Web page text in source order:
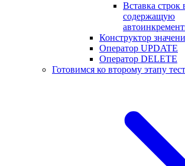
Вставка строк
содержащую
Конструктор
Оператор UPDATE
Оператор DELETE
Готовимся ко второму этапу